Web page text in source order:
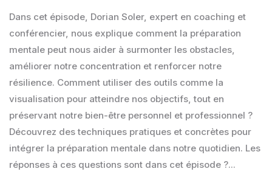
Dans cet épisode, Dorian Soler, expert en coaching et
conférencier, nous explique comment la préparation
mentale peut nous aider à surmonter les obstacles,
améliorer notre concentration et renforcer notre
résilience. Comment utiliser des outils comme la
visualisation pour atteindre nos objectifs, tout en
préservant notre bien-être personnel et professionnel ?
Découvrez des techniques pratiques et concrètes pour
intégrer la préparation mentale dans notre quotidien. Les
réponses à ces questions sont dans cet épisode ?...